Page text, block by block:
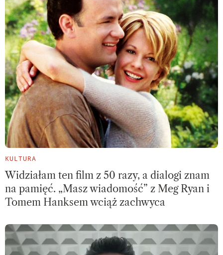
KULTURA
Widziałam ten film z 50 razy, a dialogi znam
na pamięć. „Masz wiadomość” z Meg Ryan i
Tomem Hanksem wciąż zachwyca